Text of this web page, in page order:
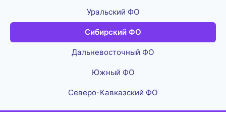
Уральский ФО
Сибирский ФО
Дальневосточный ФО
Южный ФО
Северо-Кавказский ФО